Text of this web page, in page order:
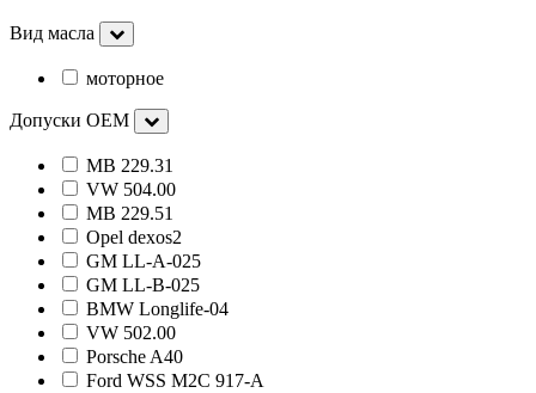
Вид масла
моторное
Допуски OEM
MB 229.31
VW 504.00
MB 229.51
Opel dexos2
GM LL-A-025
GM LL-B-025
BMW Longlife-04
VW 502.00
Porsche A40
Ford WSS M2C 917-A